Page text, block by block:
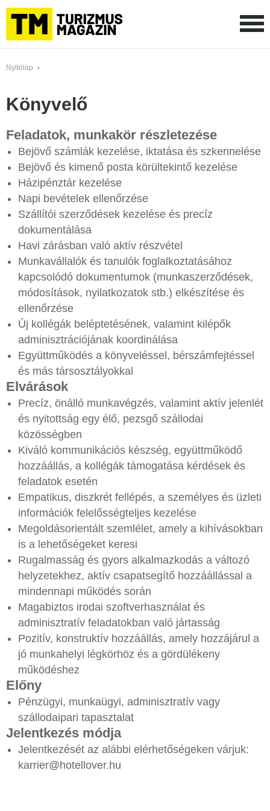
Nyitólap ›
Könyvelő
Feladatok, munkakör részletezése
Bejövő számlák kezelése, iktatása és szkennelése
Bejövő és kimenő posta körültekintő kezelése
Házipénztár kezelése
Napi bevételek ellenőrzése
Szállítói szerződések kezelése és precíz
dokumentálása
Havi zárásban való aktív részvétel
Munkavállalók és tanulók foglalkoztatásához
kapcsolódó dokumentumok (munkaszerződések,
módosítások, nyilatkozatok stb.) elkészítése és
ellenőrzése
Új kollégák beléptetésének, valamint kilépők
adminisztrációjának koordinálása
Együttműködés a könyveléssel, bérszámfejtéssel
és más társosztályokkal
Elvárások
Precíz, önálló munkavégzés, valamint aktív jelenlét
és nyitottság egy élő, pezsgő szállodai
közösségben
Kiváló kommunikációs készség, együttműködő
hozzáállás, a kollégák támogatása kérdések és
feladatok esetén
Empatikus, diszkrét fellépés, a személyes és üzleti
információk felelősségteljes kezelése
Megoldásorientált szemlélet, amely a kihívásokban
is a lehetőségeket keresi
Rugalmasság és gyors alkalmazkodás a változó
helyzetekhez, aktív csapatsegítő hozzáállással a
mindennapi működés során
Magabiztos irodai szoftverhasználat és
adminisztratív feladatokban való jártasság
Pozitív, konstruktív hozzáállás, amely hozzájárul a
jó munkahelyi légkörhöz és a gördülékeny
működéshez
Előny
Pénzügyi, munkaügyi, adminisztratív vagy
szállodaipari tapasztalat
Jelentkezés módja
Jelentkezését az alábbi elérhetőségeken várjuk:
karrier@hotellover.hu